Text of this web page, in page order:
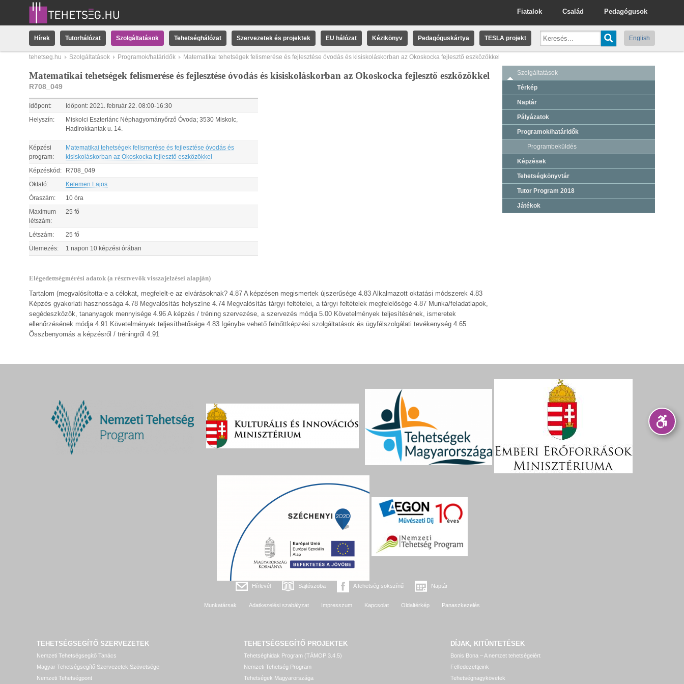
Pedagógusok
Család
Fiatalok
Hírek Tutorhálózat Szolgáltatások Tehetséghálózat Szervezetek és projektek EU hálózat Kézikönyv Pedagóguskártya TESLA projekt English
tehetseg.hu Szolgáltatások Programok/határidők Matematikai tehetségek felismerése és fejlesztése óvodás és kisiskoláskorban az Okoskocka fejlesztő eszközökkel
Matematikai tehetségek felismerése és fejlesztése óvodás és kisiskoláskorban az Okoskocka fejlesztő eszközökkel
R708_049
Időpont: Időpont: 2021. február 22 08:00-16:30
Helyszín:
Miskolci Eszterlánc Néphagyományőrző Óvoda; 3530 Miskolc,
Hadirokkantak u. 14.
Képzési
program:
Matematikai tehetségek felismerése és fejlesztése óvodás és
kisiskoláskorban az Okoskocka fejlesztő eszközökkel
Képzéskód: R708_049
Oktató: Kelemen Lajos
Óraszám: 10 óra
Maximum
létszám:
25 fő
Létszám: 25 fő
Ütemezés: 1 napon 10 képzési órában
Elégedettségmérési adatok (a résztvevők visszajelzései alapján)
Tartalom (megvalósította-e a célokat, megfelelt-e az elvárásoknak? 4.87 A képzésen megismertek újszerűsége 4.83 Alkalmazott oktatási módszerek 4.83
Képzés gyakorlati hasznossága 4.78 Megvalósítás helyszíne 4.74 Megvalósítás tárgyi feltételei, a tárgyi feltételek megfelelősége 4.87 Munka/feladatlapok,
segédeszközök, tananyagok mennyisége 4.96 A képzés / tréning szervezése, a szervezés módja 5.00 Követelmények teljesítésének, ismeretek
ellenőrzésének módja 4.91 Követelmények teljesíthetősége 4.83 Igénybe vehető felnőttképzési szolgáltatások és ügyfélszolgálati tevékenység 4.65
Összbenyomás a képzésről / tréningről 4.91
Szolgáltatások
Térkép
Naptár
Pályázatok
Programok/határidők
Programbeküldés
Képzések
Tehetségkönyvtár
Tutor Program 2018
Játékok
Hírlevél Sajtószoba A tehetség sokszínű Naptár
Munkatársak Adatkezelési szabályzat Impresszum Kapcsolat Oldaltérkép Panaszkezelés
TEHETSÉGSEGÍTŐ SZERVEZETEK
Nemzeti Tehetségsegítő Tanács
Magyar Tehetségsegítő Szervezetek Szövetsége
Nemzeti Tehetségpont
TEHETSÉGSEGÍTŐ PROJEKTEK
Tehetséghidak Program (TÁMOP 3.4.5)
Nemzeti Tehetség Program
Tehetségek Magyarországa
DÍJAK, KITÜNTETÉSEK
Bonis Bona – A nemzet tehetségeiért
Felfedezettjeink
Tehetségnagykövetek